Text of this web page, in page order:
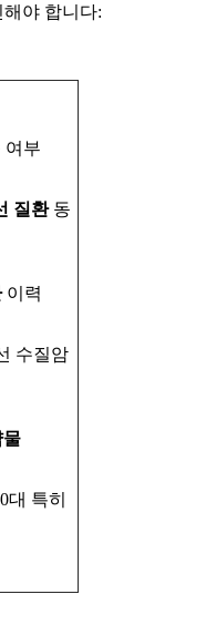
야 합니다:
여부
질환동
이력
수질암
물
대 특히